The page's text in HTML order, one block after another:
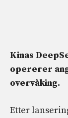
Kinas
opererer
overvåking.
Etter